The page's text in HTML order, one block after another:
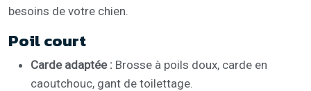
besoins de votre chien.
Poil court
Carde adaptée : Brosse à poils doux, carde en
caoutchouc, gant de toilettage.